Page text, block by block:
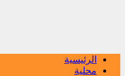
الرئيسية
محلية